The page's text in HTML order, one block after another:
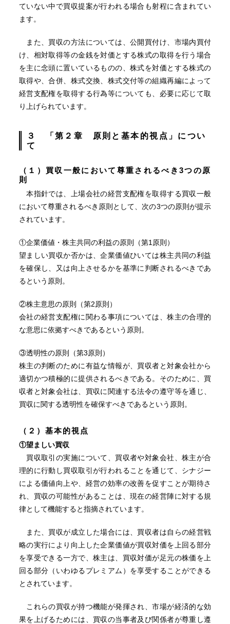
ていない中で買収提案が行われる場合も射程に含まれてい
ます。
また、買収の方法については、公開買付け、市場内買付
け、相対取得等の金銭を対価とする株式の取得を行う場合
を主に念頭に置いているものの、株式を対価とする株式の
取得や、合併、株式交換、株式交付等の組織再編によって
経営支配権を取得する行為等についても、必要に応じて取
り上げられています。
３ 「第２章 原則と基本的視点」につい
て
（１）買収一般において尊重されるべき3つの原
則
本指針では、上場会社の経営支配権を取得する買収一般
において尊重されるべき原則として、次の3つの原則が提示
されています。
①企業価値・株主共同の利益の原則（第1原則）
望ましい買収か否かは、企業価値ひいては株主共同の利益
を確保し、又は向上させるかを基準に判断されるべきであ
るという原則。
②株主意思の原則（第2原則）
会社の経営支配権に関わる事項については、株主の合理的
な意思に依拠すべきであるという原則。
③透明性の原則（第3原則）
株主の判断のために有益な情報が、買収者と対象会社から
適切かつ積極的に提供されるべきである。そのために、買
収者と対象会社は、買収に関連する法令の遵守等を通じ、
買収に関する透明性を確保すべきであるという原則。
（２）基本的視点
①望ましい買収
買収取引の実施について、買収者や対象会社、株主が合
理的に行動し買収取引が行われることを通じて、シナジー
による価値向上や、経営の効率の改善を促すことが期待さ
れ、買収の可能性があることは、現在の経営陣に対する規
律として機能すると指摘されています。
また、買収が成立した場合には、買収者は自らの経営戦
略の実行により向上した企業価値が買収対価を上回る部分
を享受できる一方で、株主は、買収対価が足元の株価を上
回る部分（いわゆるプレミアム）を享受することができる
とされています。
これらの買収が持つ機能が発揮され、市場が経済的な効
果を上げるためには、買収の当事者及び関係者が尊重し遵